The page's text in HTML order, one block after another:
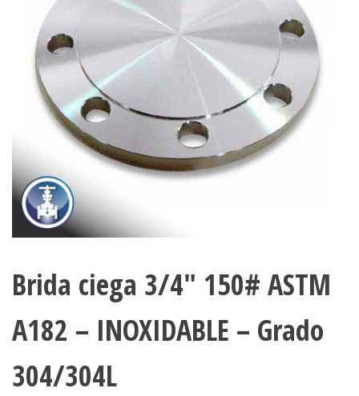
Brida ciega 3/4″ 150# ASTM
A182 – INOXIDABLE – Grado
304/304L